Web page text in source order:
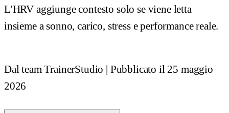
L'HRV aggiunge contesto solo se viene letta
insieme a sonno, carico, stress e performance reale.
Dal team TrainerStudio | Pubblicato il 25 maggio
2026